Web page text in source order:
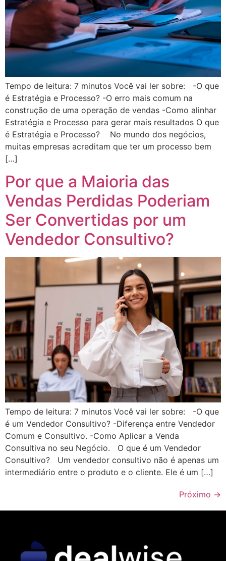
Tempo de leitura: 7 minutos Você vai ler sobre: -O que
é Estratégia e Processo? -O erro mais comum na
construção de uma operação de vendas -Como alinhar
Estratégia e Processo para gerar mais resultados O que
é Estratégia e Processo? No mundo dos negócios,
muitas empresas acreditam que ter um processo bem
[…]
Por que a Maioria das
Vendas Perdidas Poderiam
Ser Convertidas por um
Vendedor Consultivo?
Tempo de leitura: 7 minutos Você vai ler sobre: -O que
é um Vendedor Consultivo? -Diferença entre Vendedor
Comum e Consultivo. -Como Aplicar a Venda
Consultiva no seu Negócio. O que é um Vendedor
Consultivo? Um vendedor consultivo não é apenas um
intermediário entre o produto e o cliente. Ele é um […]
Próximo →